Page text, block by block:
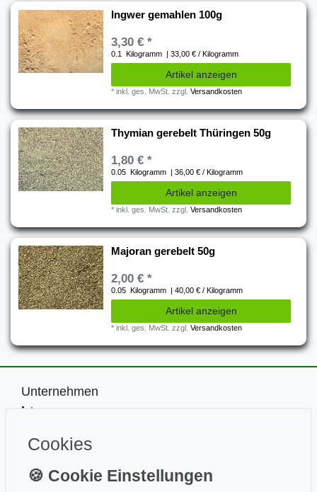
Ingwer gemahlen 100g
3,30 € *
0.1 Kilogramm | 33,00 € / Kilogramm
Artikel anzeigen
*inkl. ges. MwSt. zzgl.Versandkosten
Thymian gerebelt Thüringen 50g
1,80 € *
0.05 Kilogramm | 36,00 € / Kilogramm
Artikel anzeigen
*inkl. ges. MwSt. zzgl.Versandkosten
Majoran gerebelt 50g
2,00 € *
0.05 Kilogramm | 40,00 € / Kilogramm
Artikel anzeigen
*inkl. ges. MwSt. zzgl.Versandkosten
Unternehmen
Impressum
Datenschutz
Information
Wissen
Cookies